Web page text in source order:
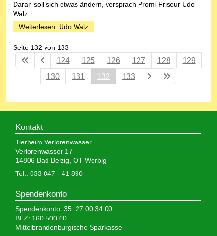
Daran soll sich etwas ändern, versprach Promi-Friseur Udo
Walz
Weiterlesen: Udo Walz
Seite 132 von 133
124 125 126 127 128
129
130
131 132 133
Kontakt
Tierheim Verlorenwasser
Verlorenwasser 17
14806 Bad Belzig, OT Werbig
Tel.: 033 847 - 41 890
Spendenkonto
Spendenkonto: 35 27 00 34 00
BLZ: 160 500 00
Mittelbrandenburgische Sparkasse